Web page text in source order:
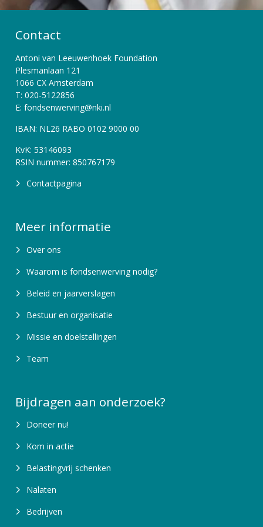
Contact
Antoni van Leeuwenhoek Foundation
Plesmanlaan 121
1066 CX Amsterdam
T: 020-5122856
E: fondsenwerving@nki.nl
IBAN: NL26 RABO 0102 9000 00
KvK: 53146093
RSIN nummer: 850767179
Contactpagina
Meer informatie
Over ons
Waarom is fondsenwerving nodig?
Beleid en jaarverslagen
Bestuur en organisatie
Missie en doelstellingen
Team
Bijdragen aan onderzoek?
Doneer nu!
Kom in actie
Belastingvrij schenken
Nalaten
Bedrijven